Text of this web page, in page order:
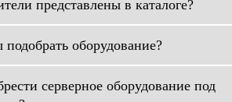
представлены в каталоге?
оборудование?
серверное оборудование под